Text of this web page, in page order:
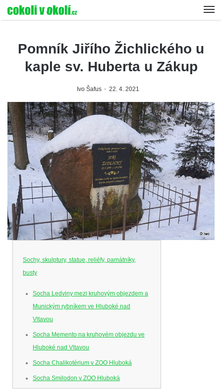
Pomník Jiřího Žichlického u
kaple sv. Huberta u Zákup
Ivo Šafus 22. 4. 2021
Sochy, skulptury, statue, reliéfy, památníky,
busty
Socha Ledviny mezi kruhovým objezdem a
Munickým rybníkem ve Hluboké nad
Vltavou
Socha Memento na kruhovém objezdu ve
Hluboké nad Vltavou
Socha Chalikotérium v ZOO Hluboká
Socha Smilodon v ZOO Hluboká